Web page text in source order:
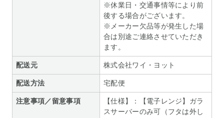
※休業日・交通事情等により前
後する場合がございます。
※メーカー欠品等が発生した場
合は別途ご連絡させていただき
ます。
配送元 株式会社ワイ・ヨット
配送方法 宅配便
注意事項／留意事項
【仕様】：【電子レンジ】ガラ
スサーバーのみ可（フタは外し